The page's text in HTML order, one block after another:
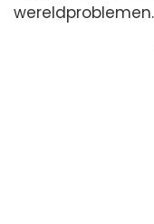
wereldproblemen.